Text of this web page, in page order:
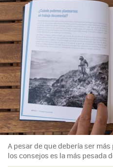
A pesar de que debería ser
los consejos es la más pesada